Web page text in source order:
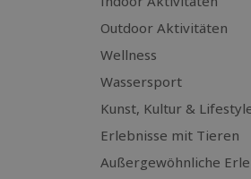
Outdoor Aktivitäten
Wellness
Wassersport
Kunst, Kultur &
Erlebnisse mit Tieren
Außergewöhnliche